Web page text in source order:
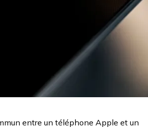
entre un téléphone Apple et un